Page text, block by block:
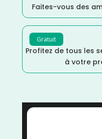
Faites-vous des
Gratuit
Profitez de tous les
à votre